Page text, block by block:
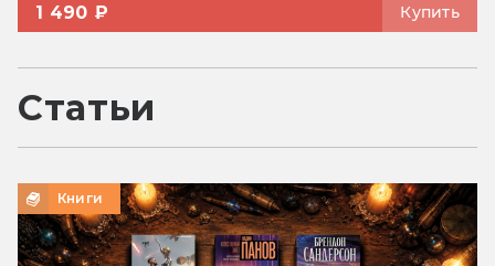
1 490 ₽ Купить
Статьи
Книги